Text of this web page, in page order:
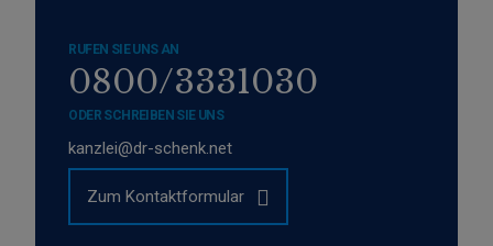
RUFEN SIE UNS AN
0800/3331030
ODER SCHREIBEN SIE UNS
kanzlei@dr-schenk.net
Zum Kontaktformular